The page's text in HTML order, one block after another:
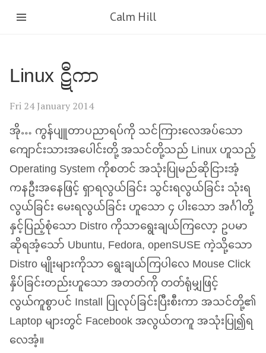
Calm Hill
Linux ဋီကာ
Fri 24 January 2014
အို… ကွန်ပျူတာပညာရပ်ကို သင်ကြားလေအပ်သော
ကျောင်းသားအပေါင်းတို့ အသင်တို့သည် Linux ဟူသည့်
Operating System ကိုစတင် အသုံးပြုမည်ဆိုငြားအံ့
ကနဦးအနေဖြင့် ရှာရလွယ်ခြင်း သွင်းရလွယ်ခြင်း သုံးရ
လွယ်ခြင်း မေးရလွယ်ခြင်း ဟူသော ၄ ပါးသော အင်္ဂါတို့
နှင့်ပြည့်စုံသော Distro ကိုသာရွေးချယ်ကြလော့ ဥပမာ
ဆိုရအံ့သော် Ubuntu, Fedora, openSUSE ကဲ့သို့သော
Distro မျိုးများကိုသာ ရွေးချယ်ကြပါလေ Mouse Click
နှိပ်ခြင်းတည်းဟူ​သော အတတ်ကို တတ်ရုံမျှဖြင့်
လွယ်ကူစွာပင် Install ပြုလုပ်ခြင်းပြီးစီးကာ အသင်တို့၏
Laptop များတွင် Facebook အလွယ်တကူ အသုံးပြု၍ရ
လေအံ့။